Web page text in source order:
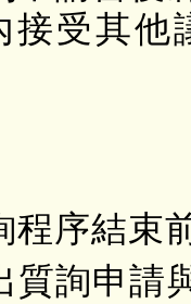
接受其他
程序結束
質詢申請